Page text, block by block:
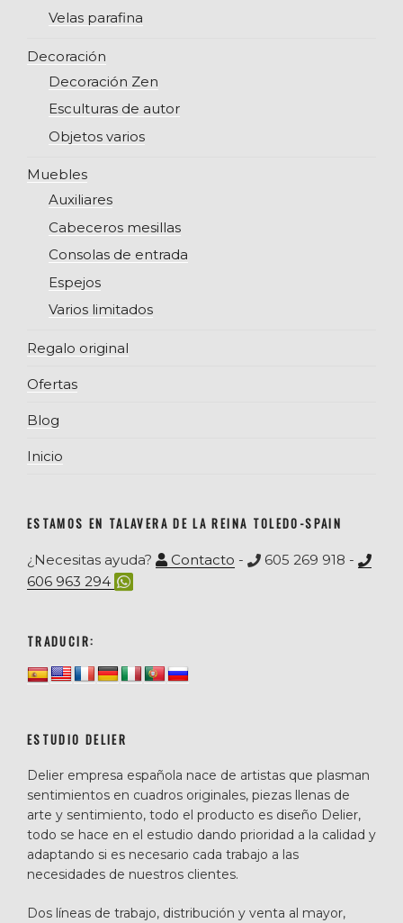
Velas parafina
Decoración
Decoración Zen
Esculturas de autor
Objetos varios
Muebles
Auxiliares
Cabeceros mesillas
Consolas de entrada
Espejos
Varios limitados
Regalo original
Ofertas
Blog
Inicio
ESTAMOS EN TALAVERA DE LA REINA TOLEDO-SPAIN
¿Necesitas ayuda? Contacto -
605 269 918 -
606 963 294
TRADUCIR:
ESTUDIO DELIER
Delier empresa española nace de artistas que plasman
sentimientos en cuadros originales, piezas llenas de
arte y sentimiento, todo el producto es diseño Delier,
todo se hace en el estudio dando prioridad a la calidad y
adaptando si es necesario cada trabajo a las
necesidades de nuestros clientes.
Dos líneas de trabajo, distribución y venta al mayor,